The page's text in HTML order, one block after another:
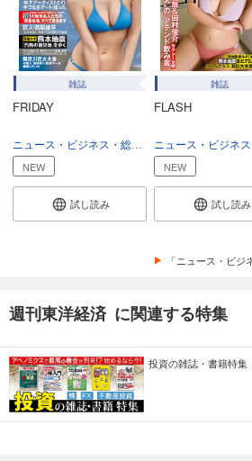
週刊東洋経済 2025/12/13号
880
円 (税込)
週刊東洋経済 2025/12/6号
880円 (税込)
あらすじを表示する
880 円 (税込)
あらすじを表示する
週刊東洋経済 2025/11/15号
雑誌
FRIDAY
総合
NEW
試し読み
雑誌
FLASH
NEW
試し読み
「ニュース・ビ
週刊東洋経済 に関連する特集
投資の雑誌・書籍特集